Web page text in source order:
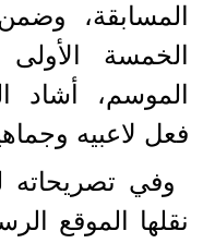
المسابقة،
الخمسة
الموسم، أشاد
فعل لاعبيه
وفي تصريحاته
نقلها الموقع